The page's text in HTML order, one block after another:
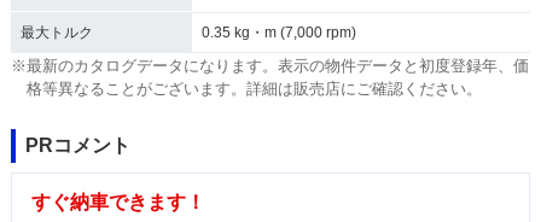
最大トルク 0.35 kg・m (7,000 rpm)
※最新のカタログデータになります。表示の物件データと初度登録年、価
格等異なることがございます。詳細は販売店にご確認ください。
PRコメント
すぐ納車できます！